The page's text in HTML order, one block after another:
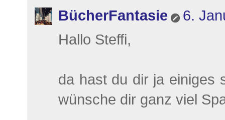
BücherFantasie
6.
Hallo Steffi,
da hast du dir ja einiges
wünsche dir ganz viel